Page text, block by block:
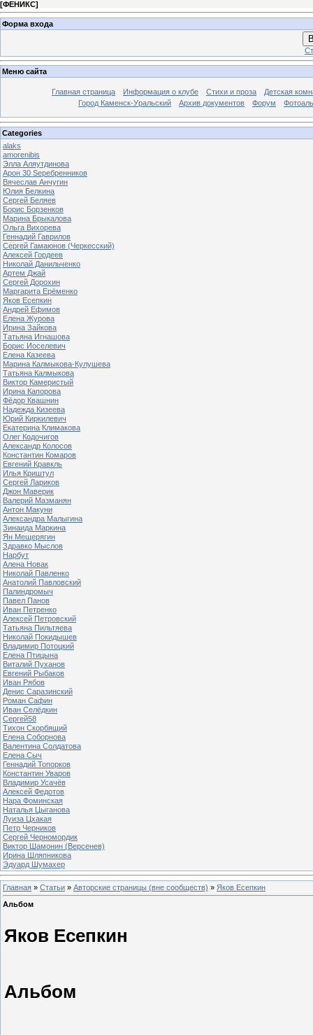
[ФЕНИКС]
Форма входа
Меню сайта
Главная страница Информация о клубе Стихи и проза
Детская
Город Каменск-Уральский
Архив документов Форум
Categories
alaks
amorenibis
Элла Аляутдинова
Арон 30 Sеребренников
Вячеслав Анчугин
Юлия Белкина
Сергей Беляев
Борис Борзенков
Марина Брыкалова
Ольга Вихорева
Геннадий Гаврилов
Сергей Гамаюнов (Черкесский)
Алексей Гордеев
Николай Данильченко
Артем Джай
Сергей Дорохин
Маргарита Ерёменко
Яков Есепкин
Андрей Ефимов
Елена Журова
Ирина Зайкова
Татьяна Игнашова
Борис Иоселевич
Елена Казеева
Марина Калмыкова-Кулушева
Татьяна Калмыкова
Виктор Камеристый
Ирина Капорова
Фёдор Квашнин
Надежда Кизеева
Юрий Киркилевич
Екатерина Климакова
Олег Кодочигов
Александр Колосов
Константин Комаров
Евгений Кравкль
Илья Криштул
Сергей Лариков
Джон Маверик
Валерий Мазманян
Антон Макуни
Александра Малыгина
Зинаида Маркина
Ян Мещерягин
Здравко Мыслов
Нарбут
Алена Новак
Николай Павленко
Анатолий Павловский
Палиндромыч
Павел Панов
Иван Петренко
Алексей Петровский
Татьяна Пильтяева
Николай Покидышев
Владимир Потоцкий
Елена Птицына
Виталий Пуханов
Евгений Рыбаков
Иван Рябов
Денис Саразинский
Роман Сафин
Иван Селёдкин
Сергей58
Тихон Скорбящий
Елена Соборнова
Валентина Солдатова
Елена Сыч
Геннадий Топорков
Константин Уваров
Владимир Усачёв
Алексей Федотов
Нара Фоминская
Наталья Цыганова
Луиза Цхакая
Петр Черников
Сергей Черномордик
Виктор Шамонин (Версенев)
Ирина Шляпникова
Эдуард Шумахер
Главная » Статьи » Авторские страницы (вне сообществ) » Яков Есепкин
Альбом
Яков Есепкин
Альбом